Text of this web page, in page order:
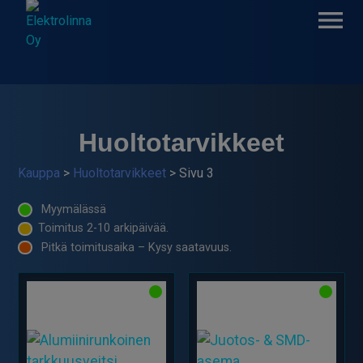
content
Huoltotarvikkeet
Kauppa > Huoltotarvikkeet > Sivu 3
Myymälässä
Toimitus 2-10 arkipäivää.
Pitkä toimitusaika – Kysy saatavuus.